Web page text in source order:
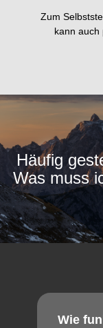
Zum
kann auch
Häufig
Was muss
Wie